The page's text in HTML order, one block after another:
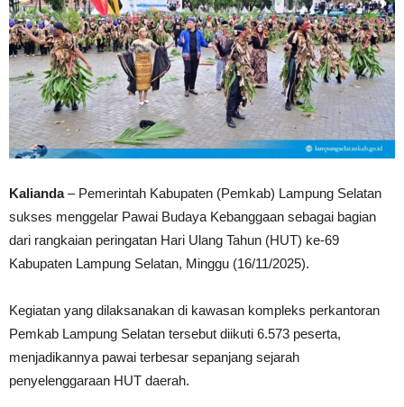
Kalianda– Pemerintah Kabupaten (Pemkab) Lampung Selatan
sukses menggelar Pawai Budaya Kebanggaan sebagai bagian
dari rangkaian peringatan Hari Ulang Tahun (HUT) ke-69
Kabupaten Lampung Selatan, Minggu (16/11/2025).
Kegiatan yang dilaksanakan di kawasan kompleks perkantoran
Pemkab Lampung Selatan tersebut diikuti 6.573 peserta,
menjadikannya pawai terbesar sepanjang sejarah
penyelenggaraan HUT daerah.